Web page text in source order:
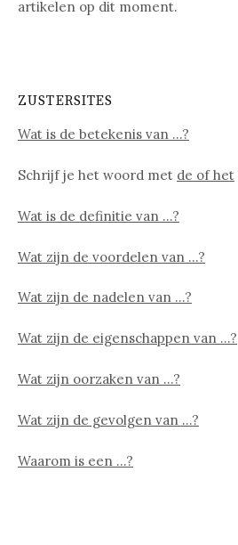
artikelen op dit moment.
ZUSTERSITES
Wat is de betekenis van …?
Schrijf je het woord met de of het
Wat is de definitie van …?
Wat zijn de voordelen van …?
Wat zijn de nadelen van …?
Wat zijn de eigenschappen van …?
Wat zijn oorzaken van …?
Wat zijn de gevolgen van …?
Waarom is een …?